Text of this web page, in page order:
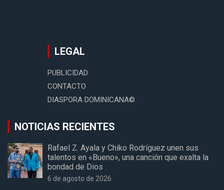
LEGAL
PUBLICIDAD
CONTACTO
DIASPORA DOMINICANA©
NOTICIAS RECIENTES
Rafael Z. Ayala y Chiko Rodríguez unen sus
talentos en «Bueno», una canción que exalta la
bondad de Dios
6 de agosto de 2026